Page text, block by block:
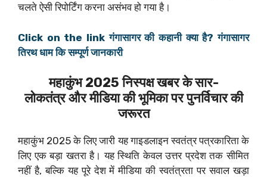
चलते ऐसी रिपोर्टिंग करना असंभव हो गया है।
Click on the link गंगासागर की कहानी क्या है? गंगासागर
तिरथ धाम कि सम्पूर्ण जानकारी
महाकुंभ 2025 निस्पक्ष खबर के सार-
लोकतंत्र और मीडिया की भूमिका पर पुनर्विचार की
जरूरत
महाकुंभ 2025 के लिए जारी यह गाइडलाइन स्वतंत्र पत्रकारिता के
लिए एक बड़ा खतरा है। यह स्थिति केवल उत्तर प्रदेश तक सीमित
नहीं है, बल्कि यह पूरे देश में मीडिया की स्वतंत्रता पर सवाल खड़ा